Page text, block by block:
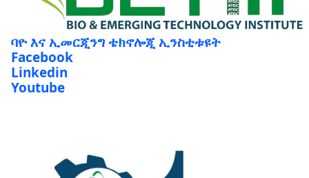
ባዮ እና ኢመርጂንግ ቴክኖሎጂ ኢንስቲቱዩት
Facebook
Linkedin
Youtube